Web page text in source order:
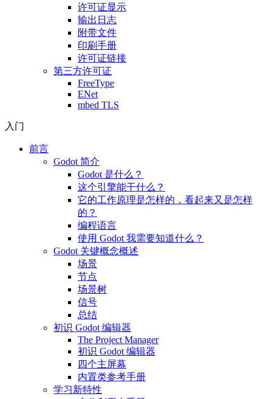
许可证显示
输出日志
附带文件
印刷手册
许可证链接
第三方许可证
FreeType
ENet
mbed TLS
入门
前言
Godot 简介
Godot 是什么？
这个引擎能干什么？
它的工作原理是怎样的，看起来又是怎样
的？
编程语言
使用 Godot 我需要知道什么？
Godot 关键概念概述
场景
节点
场景树
信号
总结
初识 Godot 编辑器
The Project Manager
初识 Godot 编辑器
四个主屏幕
内置类参考手册
学习新特性